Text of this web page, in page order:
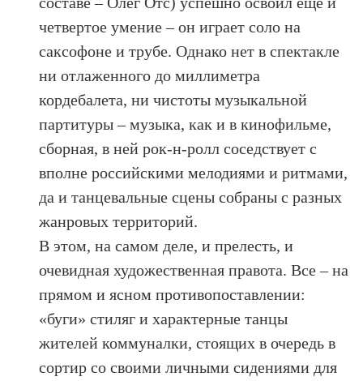
четвертое умение – он играет соло на
саксофоне и трубе. Однако нет в спектакле
ни отлаженного до миллиметра
кордебалета, ни чистоты музыкальной
партитуры – музыка, как и в кинофильме,
сборная, в ней рок-н-ролл соседствует с
вполне российскими мелодиями и ритмами,
да и танцевальные сцены собраны с разных
жанровых территорий.
В этом, на самом деле, и прелесть, и
очевидная художественная правота. Все – на
прямом и ясном противопоставлении:
«буги» стиляг и характерные танцы
жителей коммуналки, стоящих в очередь в
сортир со своими личными сидениями для